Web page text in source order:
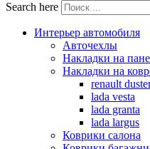
Search here
Интерьер автомобиля
Авточехлы
Накладки на
Накладки на
renault
lada vesta
lada granta
lada largus
Коврики салона